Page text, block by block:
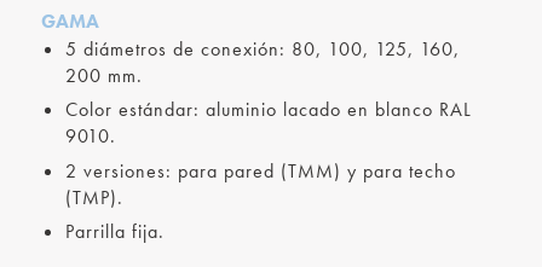
GAMA
5 diámetros de conexión: 80, 100, 125, 160,
200 mm.
Color estándar: aluminio lacado en blanco RAL
9010.
2 versiones: para pared (TMM) y para techo
(TMP).
Parrilla fija.